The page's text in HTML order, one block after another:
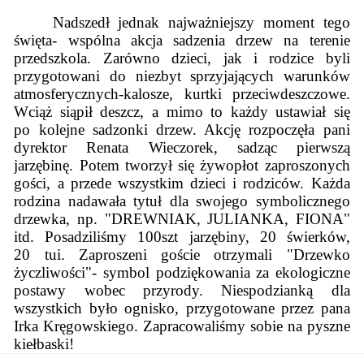
Nadszedł jednak najważniejszy moment tego
święta- wspólna akcja sadzenia drzew na terenie
przedszkola. Zarówno dzieci, jak i rodzice byli
przygotowani do niezbyt sprzyjających warunków
atmosferycznych-kalosze, kurtki przeciwdeszczowe.
Wciąż siąpił deszcz, a mimo to każdy ustawiał się
po kolejne sadzonki drzew. Akcję rozpoczęła pani
dyrektor Renata Wieczorek, sadząc pierwszą
jarzębinę. Potem tworzył się żywopłot zaproszonych
gości, a przede wszystkim dzieci i rodziców. Każda
rodzina nadawała tytuł dla swojego symbolicznego
drzewka, np. "DREWNIAK, JULIANKA, FIONA"
itd. Posadziliśmy 100szt jarzębiny, 20 świerków,
20 tui. Zaproszeni goście otrzymali "Drzewko
życzliwości"- symbol podziękowania za ekologiczne
postawy wobec przyrody. Niespodzianką dla
wszystkich było ognisko, przygotowane przez pana
Irka Kręgowskiego. Zapracowaliśmy sobie na pyszne
kiełbaski!